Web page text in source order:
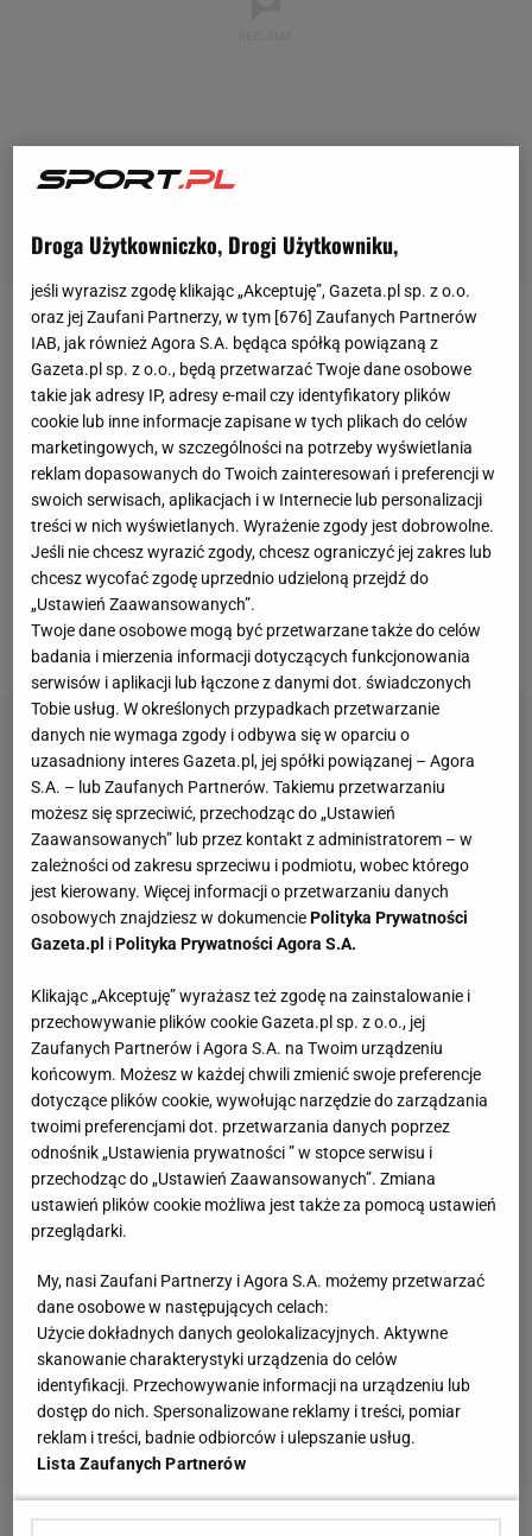
Zgodnie z postanowieniemsądu, każda osoba,
której uzasadniony interes mógłby sprzeciwić się
rozwiązaniu podmiotu bez postępowania
likwidacyjnego i jego wykreśleniu z rejestru, w
terminie trzech miesięcy od dnia ogłoszenia ma
prawo wnieść sprzeciw. To ostatnia szansa na
zatrzymanie procesu, który może doprowadzić do
definitywnego końca działalności spółki bez
jakiejkolwiek procedury likwidacyjnej i rozliczenia
majątku.
Droga Użytkowniczko, Drogi Użytkowniku,
jeśli wyrazisz zgodę klikając „Akceptuję”, Gazeta.pl sp. z o.o.
oraz jej Zaufani Partnerzy, w tym [676] Zaufanych Partnerów
IAB, jak również Agora S.A. będąca spółką powiązaną z
Gazeta.pl sp. z o.o., będą przetwarzać Twoje dane osobowe
takie jak adresy IP, adresy e-mail czy identyfikatory plików
cookie lub inne informacje zapisane w tych plikach do celów
marketingowych, w szczególności na potrzeby wyświetlania
reklam dopasowanych do Twoich zainteresowań i preferencji w
swoich serwisach, aplikacjach i w Internecie lub personalizacji
treści w nich wyświetlanych. Wyrażenie zgody jest dobrowolne.
Jeśli nie chcesz wyrazić zgody, chcesz ograniczyć jej zakres lub
chcesz wycofać zgodę uprzednio udzieloną przejdź do
„Ustawień Zaawansowanych”.
Twoje dane osobowe mogą być przetwarzane także do celów
badania i mierzenia informacji dotyczących funkcjonowania
serwisów i aplikacji lub łączone z danymi dot. świadczonych
Tobie usług. W określonych przypadkach przetwarzanie
danych nie wymaga zgody i odbywa się w oparciu o
uzasadniony interes Gazeta.pl, jej spółki powiązanej – Agora
S.A. – lub Zaufanych Partnerów. Takiemu przetwarzaniu
możesz się sprzeciwić, przechodząc do „Ustawień
Zaawansowanych” lub przez kontakt z administratorem – w
zależności od zakresu sprzeciwu i podmiotu, wobec którego
jest kierowany. Więcej informacji o przetwarzaniu danych
osobowych znajdziesz w dokumenciePolityka Prywatności
Gazeta.pl iPolityka Prywatności Agora S.A.
Klikając „Akceptuję” wyrażasz też zgodę na zainstalowanie i
przechowywanie plików cookie Gazeta.pl sp. z o.o., jej
Zaufanych Partnerów i Agora S.A. na Twoim urządzeniu
końcowym. Możesz w każdej chwili zmienić swoje preferencje
dotyczące plików cookie, wywołując narzędzie do zarządzania
twoimi preferencjami dot. przetwarzania danych poprzez
odnośnik „Ustawienia prywatności ” w stopce serwisu i
przechodząc do „Ustawień Zaawansowanych”. Zmiana
ustawień plików cookie możliwa jest także za pomocą ustawień
przeglądarki.
My, nasi Zaufani Partnerzy i Agora S.A. możemy przetwarzać
dane osobowe w następujących celach:
Użycie dokładnych danych geolokalizacyjnych. Aktywne
skanowanie charakterystyki urządzenia do celów
identyfikacji. Przechowywanie informacji na urządzeniu lub
dostęp do nich. Spersonalizowane reklamy i treści, pomiar
reklam i treści, badnie odbiorców i ulepszanie usług.
Lista Zaufanych Partnerów